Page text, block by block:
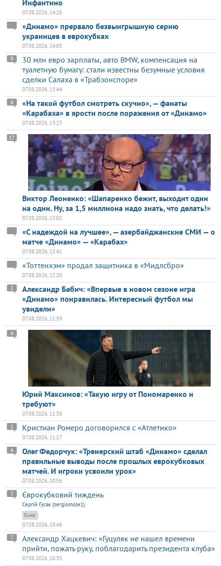
Инфантино
07.08.2026, 14:26
«Динамо» прервало безвыигрышную серию
украинцев в еврокубках
07.08.2026, 14:05
30 млн евро зарплаты, авто BMW, компенсация на
туалетную бумагу: стали известны безумные условия
сделки Салаха в «Трабзонспоре»
9
07.08.2026, 13:44
«На такой футбол смотреть скучно», — фанаты
«Карабаха» в ярости после поражения от «Динамо»
6
07.08.2026, 13:23
Виктор Леоненко: «Шапаренко бежит, выходит один
на один. Ну, за 1,5 миллиона надо знать, что делать!»
17
07.08.2026, 13:02
«С надеждой на лучшее», — азербайджанские СМИ — о
матче «Динамо» — «Карабах»
07.08.2026, 12:41
«Тоттенхэм» продал защитника в «Мидлсбро»
07.08.2026, 12:20
Александр Бабич: «Впервые в новом сезоне игра
«Динамо» понравилась. Интересный футбол мы
увидели»
2
07.08.2026, 11:59
Юрий Максимов: «Такую игру от Пономаренко и
требуют»
4
07.08.2026, 11:38
Кристиан Ромеро договорился с «Атлетико»
1
07.08.2026, 11:17
Олег Федорчук: «Тренерский штаб «Динамо» сделал
правильные выводы после прошлых еврокубковых
матчей. И игроки усвоили урок»
4
07.08.2026, 10:56
Єврокубковий тиждень
2
Сергій Гусак (sergiomole1)
Блог
07.08.2026, 10:46
Александр Хацкевич: «Гуцуляк не нашел времени
прийти, пожать руку, поблагодарить президента клуба»
7
07.08.2026, 10:35